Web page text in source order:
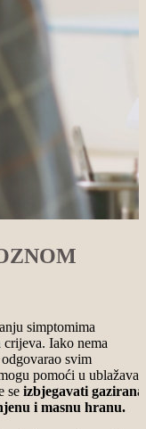
simptomima
Iako nema
svim
pomoći u
se izbjegavati gazirana
i masnu hranu.